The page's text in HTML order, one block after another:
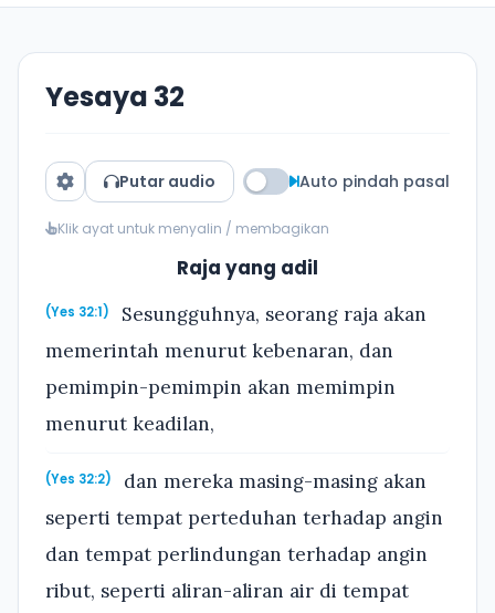
Yesaya 32
Putar audio Auto pindah pasal
Klik ayat untuk menyalin / membagikan
Raja yang adil
(Yes 32:1)
Sesungguhnya, seorang raja akan
memerintah menurut kebenaran, dan
pemimpin-pemimpin akan memimpin
menurut keadilan,
(Yes 32:2)
dan mereka masing-masing akan
seperti tempat perteduhan terhadap angin
dan tempat perlindungan terhadap angin
ribut, seperti aliran-aliran air di tempat